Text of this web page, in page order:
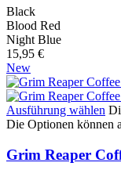
Black
Blood Red
Night Blue
15,95 €
New
Ausführung wählen
Die Optionen können
Grim Reaper